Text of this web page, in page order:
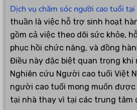
Dịch vụ chăm sóc người cao tuổi tại
thuần là việc hỗ trợ sinh hoạt
gồm cả việc theo dõi sức khỏe,
phục hồi chức năng, và đồng
Điều này đặc biệt quan trọng khi
Nghiên cứu Người cao tuổi Việt
người cao tuổi mong muốn được
tại nhà thay vì tại các trung tâm